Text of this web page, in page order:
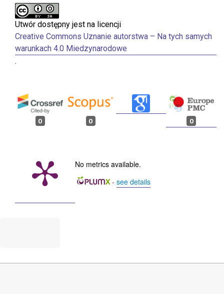
Utwór dostępny jest na licencji
Creative Commons Uznanie autorstwa – Na tych samych
warunkach 4.0 Miedzynarodowe
.
0 0 0
No metrics available.
- see details